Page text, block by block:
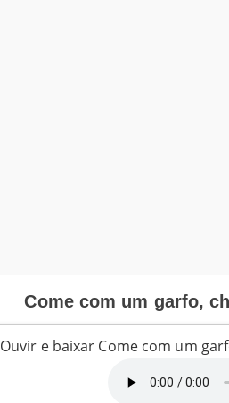
Come com um garfo,
Ouvir e baixar Come com um